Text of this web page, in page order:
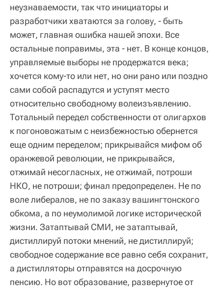
неузнаваемости, так что инициаторы и
разработчики хватаются за голову, - быть
может, главная ошибка нашей эпохи. Все
остальные поправимы, эта - нет. В конце концов,
управляемые выборы не продержатся века;
хочется кому-то или нет, но они рано или поздно
сами собой распадутся и уступят место
относительно свободному волеизъявлению.
Тотальный передел собственности от олигархов
к погоновожатым с неизбежностью обернется
еще одним переделом; прикрывайся мифом об
оранжевой революции, не прикрывайся,
отжимай несогласных, не отжимай, потроши
НКО, не потроши; финал предопределен. Не по
воле либералов, не по заказу вашингтонского
обкома, а по неумолимой логике исторической
жизни. Затаптывай СМИ, не затаптывай,
дистиллируй потоки мнений, не дистиллируй;
свободное содержание все равно себя сохранит,
а дистилляторы отправятся на досрочную
пенсию. Но вот образование, развернутое от